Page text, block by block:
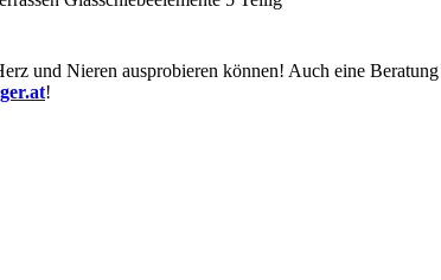
und Nieren ausprobieren können! Auch eine
!